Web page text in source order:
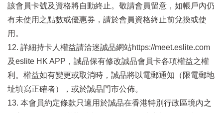
該會員卡號及資格將自動終止。敬請會員留意，如帳戶內仍
有未使用之點數或優惠券，請於會員資格終止前兌換或使
用。
12. 詳細持卡人權益請洽迷誠品網站https://meet.eslite.com
及eslite HK APP，誠品保有修改誠品會員卡各項權益之權
利。權益如有變更或取消時，誠品將以電郵通知（限電郵地
址填寫正確者），或於誠品門市公佈。
13. 本會員約定條款只適用於誠品在香港特別行政區境內之